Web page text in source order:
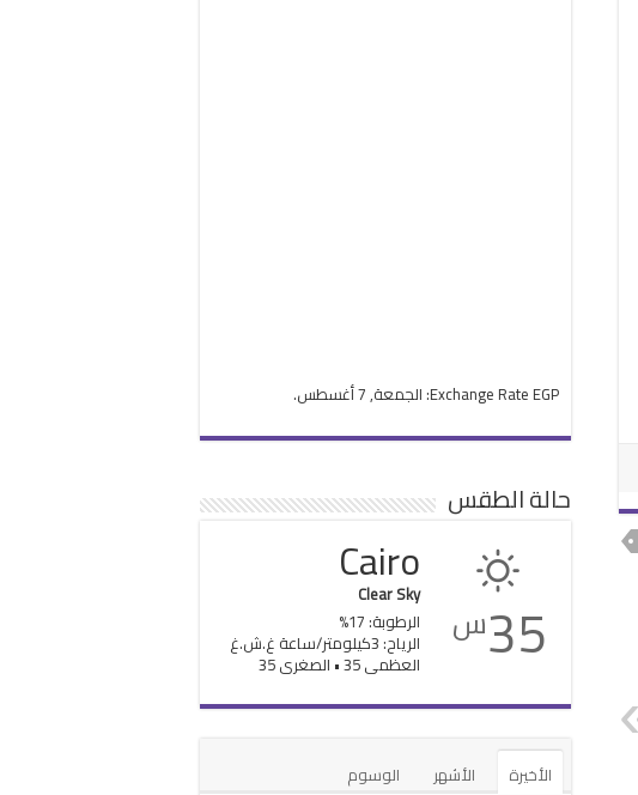
Exchange Rate EGP : الجمعة, 7 أغسطس.
حالة الطقس
35س
Cairo
Clear Sky
الرطوبة: 17%
الرياح: 3كيلومتر/ساعة غ.ش.غ
العظمى 35 • الصغرى 35
الأخيرة الأشهر
الوسوم